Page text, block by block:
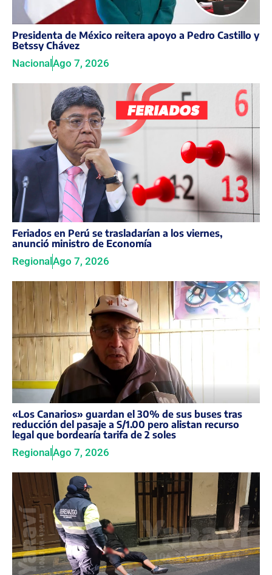
Presidenta de México reitera apoyo a Pedro Castillo y
Betssy Chávez
NacionalAgo 7, 2026
Feriados en Perú se trasladarían a los viernes,
anunció ministro de Economía
Regional Ago 7, 2026
«Los Canarios» guardan el 30% de sus buses tras
reducción del pasaje a S/1.00 pero alistan recurso
legal que bordearía tarifa de 2 soles
Regional Ago 7, 2026